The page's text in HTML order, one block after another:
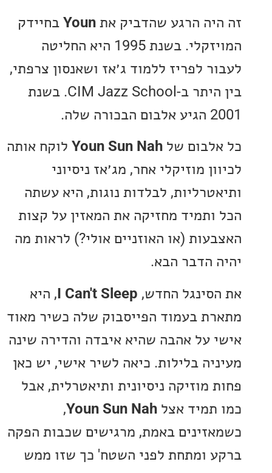
הרגע שהדביק אתYoun בחיידק
המויזקלי. בשנת 1995 היא החליטה
לפריז ללמוד ג׳אז ושאנסון צרפתי,
בין היתר ב-CIM Jazz School. בשנת
שלYoun Sun Nahלוקח אותה
מוזיקלי אחר, מג׳אז ניסיוני
לבלדות נוגות, היא עשתה
מחזיקה את המאזין על קצות
(או האוזניים אולי?) לראות מה
הדבר הבא.
החדש,I Can't Sleep, היא
בעמוד הפייסבוק שלה כשיר מאוד
על אהבה שהיא איבדה והדירה שינה
בלילות. כיאה לשיר אישי, יש כאן
מוזיקה ניסיונית ותיאטרלית, אבל
אצלYoun Sun Nah
,
באמת, מרגישים שכבות הפקה
ומתחת לפני השטח' כך שזו ממש